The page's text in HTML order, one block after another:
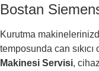
Bostan
Kurutma
temposunda can sıkıcı
Makinesi Servisi,